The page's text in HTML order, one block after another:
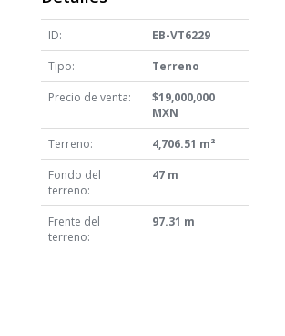
ID:
EB-VT6229
Tipo:
Terreno
Precio de venta:
$19,000,000
MXN
Terreno:
4,706.51 m²
Fondo del
terreno:
47 m
Frente del
terreno:
97.31 m